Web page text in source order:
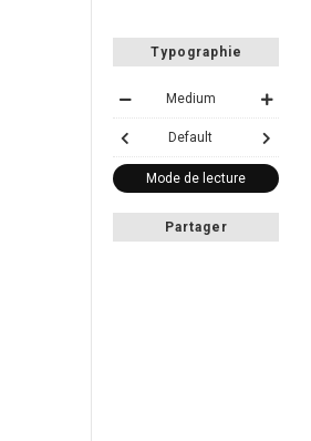
Typographie
Medium
Default
Mode de lecture
Partager